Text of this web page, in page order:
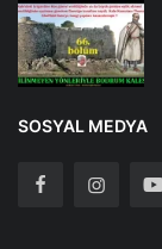
SOSYAL MEDYA